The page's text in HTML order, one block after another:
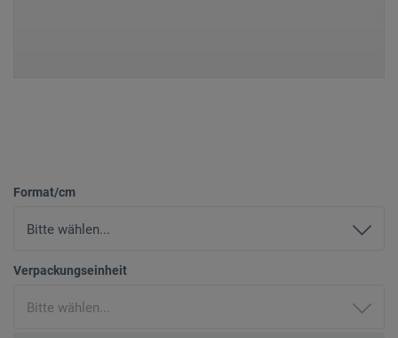
Format/cm
Verpackungseinheit